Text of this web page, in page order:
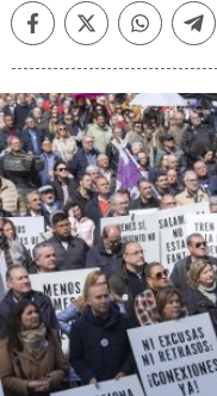
FacebookTwitter